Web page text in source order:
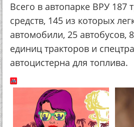
Всего в автопарке ВРУ 187
средств, 145 из которых
автомобили, 25 автобусов,
единиц тракторов и
автоцистерна для топлива.